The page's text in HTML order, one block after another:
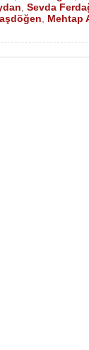
Sevda
Mehtap